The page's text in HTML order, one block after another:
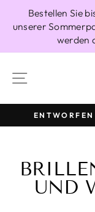
Inhalt
Bestellen Sie
unserer
werden
100 %
UND